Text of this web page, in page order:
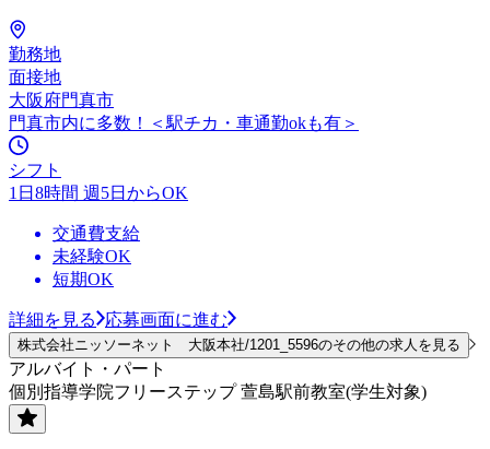
勤務地
面接地
大阪府門真市
門真市内に多数！＜駅チカ・車通勤okも有＞
シフト
1日8時間 週5日からOK
交通費支給
未経験OK
短期OK
詳細を見る 応募画面に進む
株式会社ニッソーネット 大阪本社/1201_5596のその他の求人を見る
アルバイト・パート
個別指導学院フリーステップ 萱島駅前教室(学生対象)